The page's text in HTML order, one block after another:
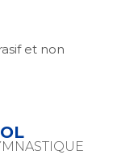
et non